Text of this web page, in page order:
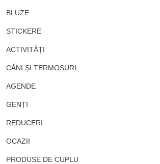
BLUZE
STICKERE
ACTIVITĂȚI
CĂNI ȘI TERMOSURI
AGENDE
GENȚI
REDUCERI
OCAZII
PRODUSE DE CUPLU